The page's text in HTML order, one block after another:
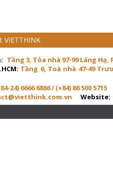
VIETTHINK
Tầng 3, Tòa nhà 97-99 Láng
Tầng 6, Toà nhà 47-49
24) 6666 6886 / (+84) 86 500 5715
Website: